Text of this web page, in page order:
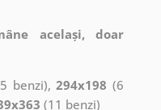
același, doar
benzi),294x198 (6
(11 benzi)